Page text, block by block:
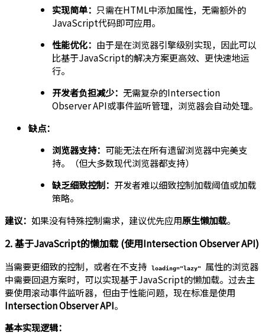
实现简单： 只需在HTML中添加属性，无需额外的
JavaScript代码即可应用。
性能优化： 由于是在浏览器引擎级别实现，因此可以
比基于JavaScript的解决方案更高效、更快速地运
行。
开发者负担减少： 无需复杂的Intersection
Observer API或事件监听管理，浏览器会自动处理。
缺点：
浏览器支持： 可能无法在所有遗留浏览器中完美支
持。（但大多数现代浏览器都支持）
缺乏细致控制： 开发者难以细致控制加载阈值或加载
策略。
建议： 如果没有特殊控制需求，建议优先应用原生懒加载。
2. 基于JavaScript的懒加载 (使用Intersection Observer API)
当需要更细致的控制，或者在不支持 loading="lazy"
属性的浏览器
中需要回退方案时，可以实现基于JavaScript的懒加载。过去主
要使用滚动事件监听器，但由于性能问题，现在标准是使用
Intersection Observer API。
基本实现逻辑：